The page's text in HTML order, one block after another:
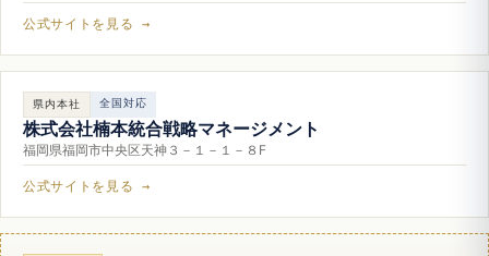
公式サイトを見る →
県内本社 全国対応
株式会社楠本統合戦略マネージメント
福岡県福岡市中央区天神３－１－１－８F
公式サイトを見る →